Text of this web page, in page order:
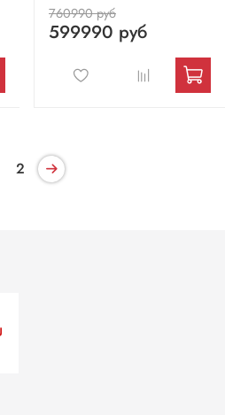
760990 руб
599990 руб
2